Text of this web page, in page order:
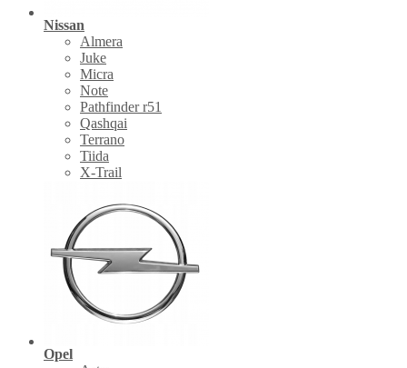
Nissan
Almera
Juke
Micra
Note
Pathfinder r51
Qashqai
Terrano
Tiida
X-Trail
Opel